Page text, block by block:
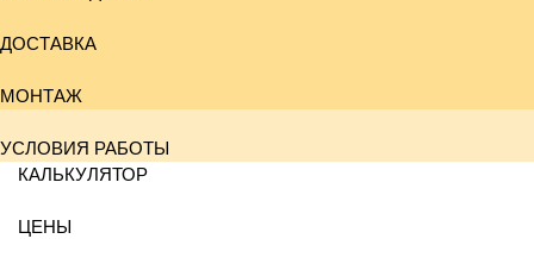
ДОСТАВКА
МОНТАЖ
УСЛОВИЯ РАБОТЫ
КАЛЬКУЛЯТОР
ЦЕНЫ